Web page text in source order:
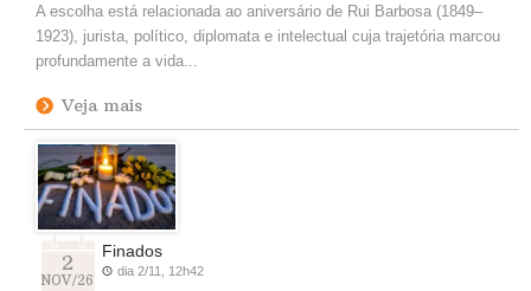
A escolha está relacionada ao aniversário de Rui Barbosa (1849–
1923), jurista, político, diplomata e intelectual cuja trajetória marcou
profundamente a vida...
Veja mais
2
NOV/26
Finados
dia 2/11, 12h42